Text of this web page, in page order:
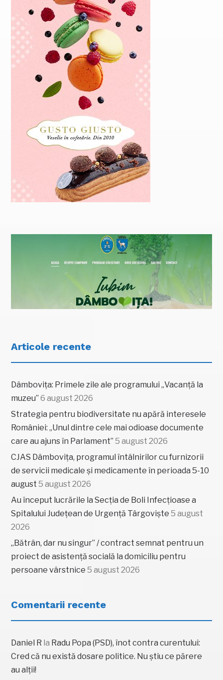
Articole recente
Dâmbovița: Primele zile ale programului „Vacanță la
muzeu” 6 august 2026
Strategia pentru biodiversitate nu apără interesele
României: „Unul dintre cele mai odioase documente
care au ajuns în Parlament” 5 august 2026
CJAS Dâmbovița, programul întâlnirilor cu furnizorii
de servicii medicale și medicamente în perioada 5-10
august 5 august 2026
Au început lucrările la Secția de Boli Infecțioase a
Spitalului Județean de Urgență Târgoviște 5 august
2026
„Bătrân, dar nu singur” / contract semnat pentru un
proiect de asistență socială la domiciliu pentru
persoane vârstnice 5 august 2026
Comentarii recente
Daniel R la Radu Popa (PSD), înot contra curentului:
Cred că nu există dosare politice. Nu știu ce părere
au alții!